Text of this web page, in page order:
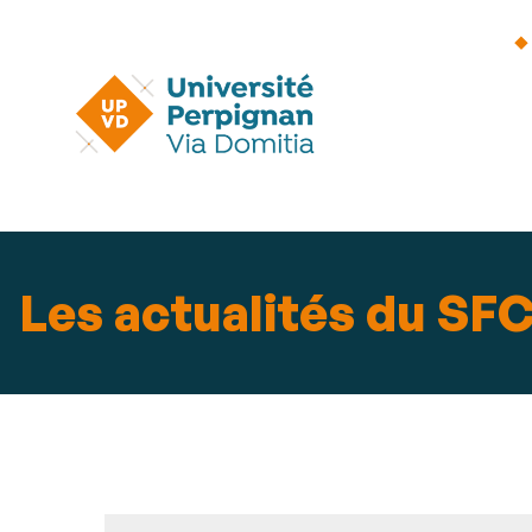
Les actualités du